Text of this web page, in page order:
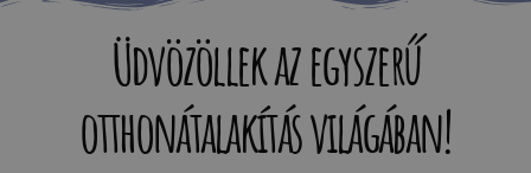
Üdvözöllek az egyszerű
otthonátalakítás világában!